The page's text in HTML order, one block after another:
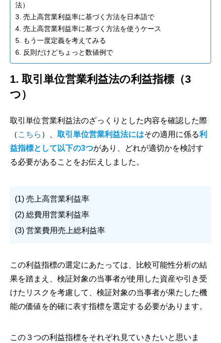
法）
3. 売上高営業利益率に基づく方法を日本語で
4. 売上高営業利益率に基づく方法を使うケース
5. もう一度定義を考えてみる
6. 反則だけどちょっと数値例で
1. 取引単位営業利益法の利益指標（3
つ）
取引単位営業利益法のざっくりとした内容を確認した際
（ こちら ）、 取引単位営業利益法にはその適用に係る利
益指標として以下の3つがあり、どれが適切かを検討す
る必要があることをお伝えしました。
(1) 売上高営業利益率
(2) 総費用営業利益率
(3) 営業費用売上総利益率
この利益指標の選定にあたっては、比較可能性分析の結
果を踏まえ、検証対象の当事者が使用した資産や引き受
けたリスクを考慮して、検証対象の当事者が果たした機
能の価値を的確に表す指標を選定する必要があります。
この３つの利益指標をそれぞれ見ていきたいと思いま